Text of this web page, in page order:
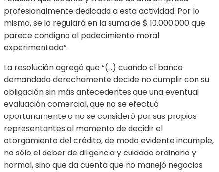
profesionalmente dedicada a esta actividad. Por lo
mismo, se lo regulará en la suma de $ 10.000.000 que
parece condigno al padecimiento moral
experimentado”.
La resolución agregó que “(…) cuando el banco
demandado derechamente decide no cumplir con su
obligación sin más antecedentes que una eventual
evaluación comercial, que no se efectuó
oportunamente o no se consideró por sus propios
representantes al momento de decidir el
otorgamiento del crédito, de modo evidente incumple,
no sólo el deber de diligencia y cuidado ordinario y
normal, sino que da cuenta que no manejó negocios